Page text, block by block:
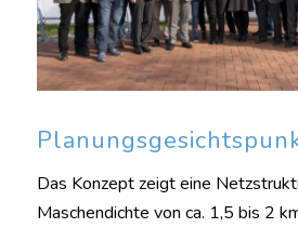
Das Konzept zeigt eine
Maschendichte von ca. 1,5 bis 2